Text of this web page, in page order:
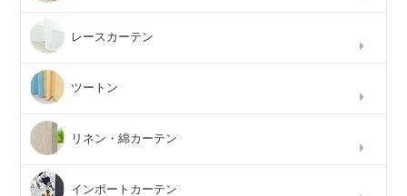
レースカーテン
ツートン
リネン・綿カーテン
インポートカーテン